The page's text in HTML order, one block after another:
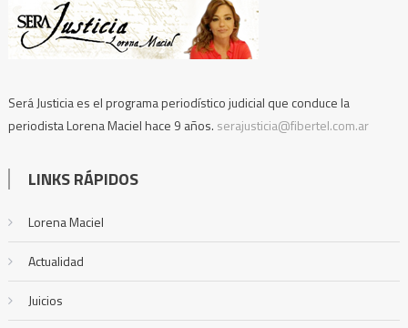
Será Justicia es el programa periodístico judicial que conduce la
periodista Lorena Maciel hace 9 años. serajusticia@fibertel.com.ar
LINKS RÁPIDOS
Lorena Maciel
Actualidad
Juicios